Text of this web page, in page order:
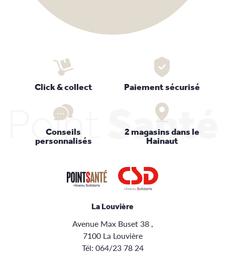
Point Santé
Click & collect Paiement sécurisé
Conseils
personnalisés
2 magasins dans le
Hainaut
La Louvière
Avenue Max Buset 38 ,
7100 La Louvière
Tél: 064/23 78 24